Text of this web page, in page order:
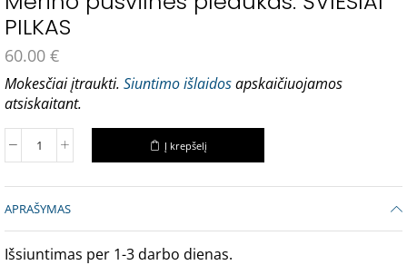
PILKAS
60.00 €
Mokesčiai įtraukti. Siuntimo išlaidosapskaičiuojamos
atsiskaitant.
Į krepšelį
APRAŠYMAS
Išsiuntimas per 1-3 darbo dienas.